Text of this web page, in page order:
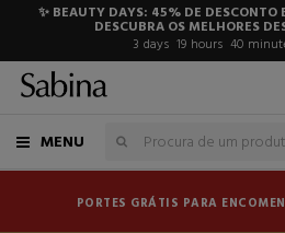
✨ BEAUTY DAYS: 45% DE DESCONTO
DESCUBRA OS MELHORES
3 days 19 hours 40
MENU
PORTES GRÁTIS PARA